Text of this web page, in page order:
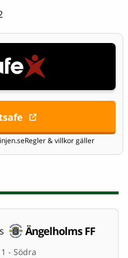
Regler & villkor gäller
Ängelholms FF
- Södra